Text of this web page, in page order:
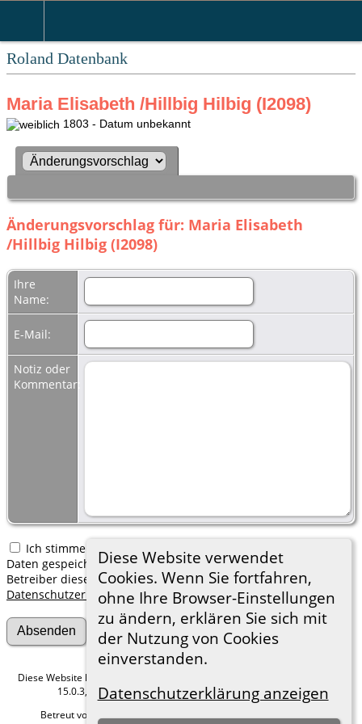
Roland Datenbank
Diese Website verwendet
Cookies. Wenn Sie fortfahren,
ohne Ihre Browser-Einstellungen
zu ändern, erklären Sie sich mit
der Nutzung von Cookies
einverstanden.
Datenschutzerklärung anzeigen
Maria Elisabeth /Hillbig Hilbig (I2098)
1803 - Datum unbekannt
Änderungsvorschlag für: Maria Elisabeth
/Hillbig Hilbig (I2098)
Ihre
Name:
E-Mail:
Notiz oder
Kommentar:
Ich stimme zu, dass meine hier erfassten persönlichen
Daten gespeichert werden. Ich verstehe, dass ich jederzeit den
Betreiber dieser Website bitten kann, diese Daten zu löschen.
Datenschutzerklärung
Diese Website läuft mit
15.0.3, programmiert von Darrin Lythgoe © 2001-2026.
Betreut von